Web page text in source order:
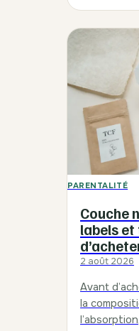
PARENTALITÉ
Couche
labels
2 août 2026
Avant
la